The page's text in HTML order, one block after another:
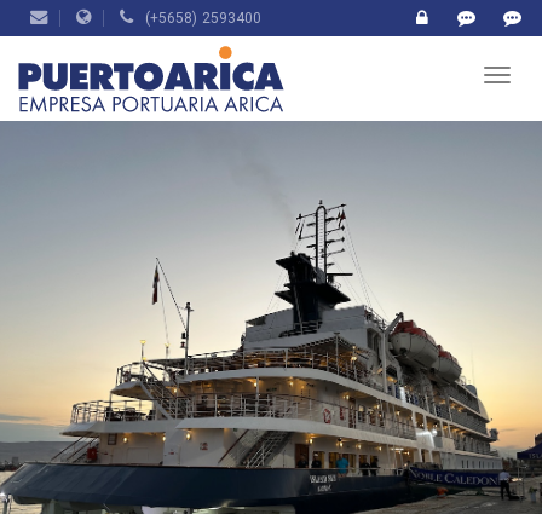
(+5658) 2593400